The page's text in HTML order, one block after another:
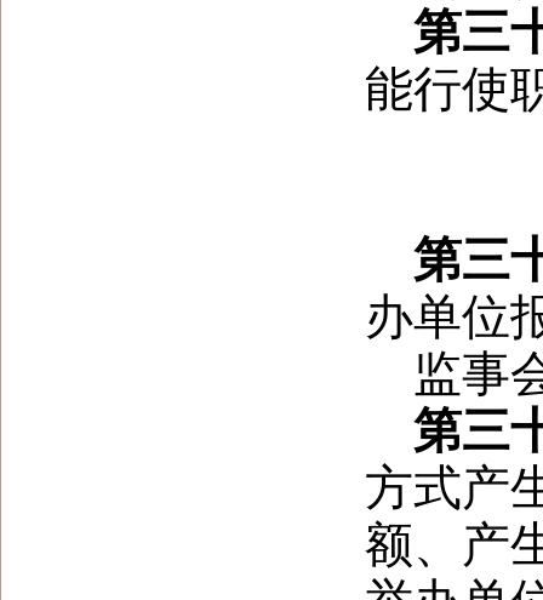
第三
能行使
第三
办单位
监事
第三
方式产
额、产